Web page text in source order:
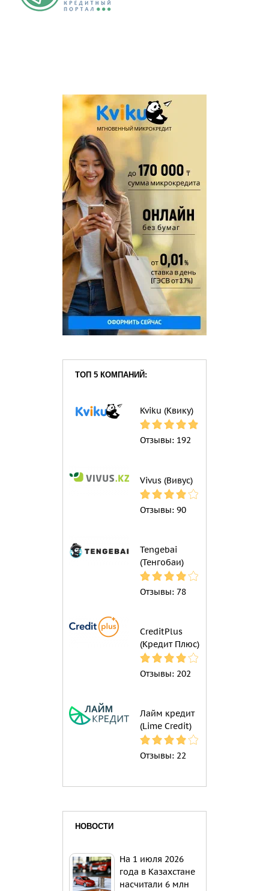
ТОП 5 КОМПАНИЙ:
Kviku (Квику)
Отзывы: 192
Vivus (Вивус)
Отзывы: 90
Tengebai
(Тенгобаи)
Отзывы: 78
CreditPlus
(Кредит Плюс)
Отзывы: 202
Лайм кредит
(Lime Credit)
Отзывы: 22
НОВОСТИ
На 1 июля 2026
года в Казахстане
насчитали 6 млн